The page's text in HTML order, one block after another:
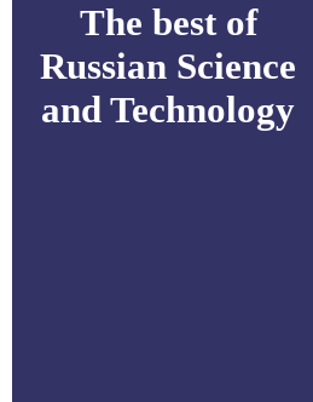
The best of
Russian Science
and Technology